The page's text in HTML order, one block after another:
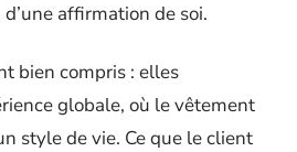
affirmation de soi.
bien compris : elles
globale, où le vêtement
style de vie. Ce que le client